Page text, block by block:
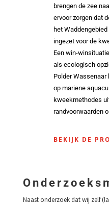
brengen de zee
ervoor zorgen dat
het
ingezet voor de
Een win-
als ecologisch
Polder
op mariene
kweekmethodes
randvoorwaarden
BEKIJK DE
Naast onderzoek dat wij zelf